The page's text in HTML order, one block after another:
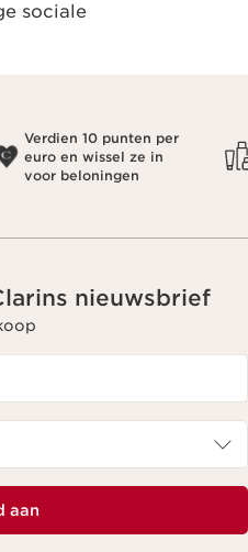
sociale
Verdien 10 punten per
euro en wissel ze in
voor beloningen
nieuwsbrief
aan